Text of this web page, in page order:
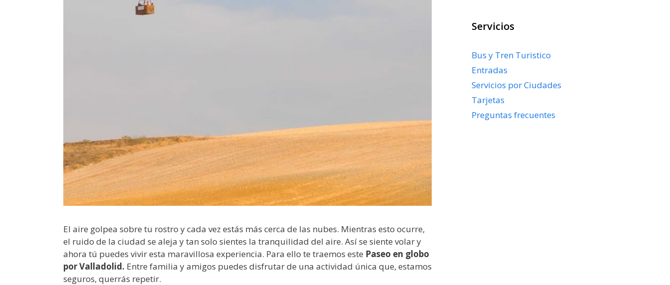
El aire golpea sobre tu rostro y cada vez estás más cerca de las nubes. Mientras esto ocurre,
el ruido de la ciudad se aleja y tan solo sientes la tranquilidad del aire. Así se siente volar y
ahora tú puedes vivir esta maravillosa experiencia. Para ello te traemos este Paseo en globo
por Valladolid. Entre familia y amigos puedes disfrutar de una actividad única que, estamos
seguros, querrás repetir.
Servicios
Bus y Tren Turistico
Entradas
Servicios por Ciudades
Tarjetas
Preguntas frecuentes